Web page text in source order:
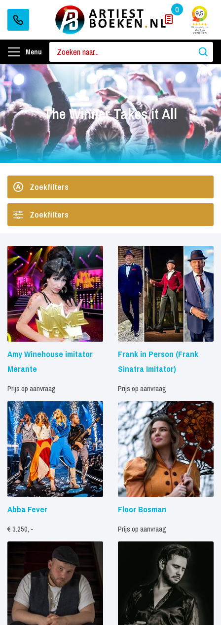
0
Menu
The Winner Takes it All
Zoekfilters
Zoekfilters
Amy Winehouse imitator
Merante
Prijs op aanvraag
Frank in Person (Frank
Sinatra Imitator)
Prijs op aanvraag
Abba Fever
€ 3.250, -
Floor Bosman
Prijs op aanvraag